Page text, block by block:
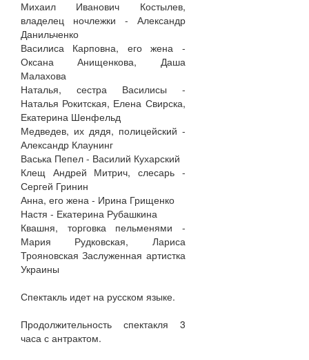
Михаил Иванович Костылев,
владелец ночлежки - Александр
Данильченко
Василиса Карповна, его жена -
Оксана Анищенкова, Даша
Малахова
Наталья, сестра Василисы -
Наталья Рокитская, Елена Свирска,
Екатерина Шенфельд
Медведев, их дядя, полицейский -
Александр Клаунинг
Васька Пепел - Василий Кухарский
Клещ Андрей Митрич, слесарь -
Сергей Гринин
Анна, его жена - Ирина Грищенко
Настя - Екатерина Рубашкина
Квашня, торговка пельменями -
Мария Рудковская, Лариса
Трояновская Заслуженная артистка
Украины
Спектакль идет на русском языке.
Продолжительность спектакля 3
часа с антрактом.